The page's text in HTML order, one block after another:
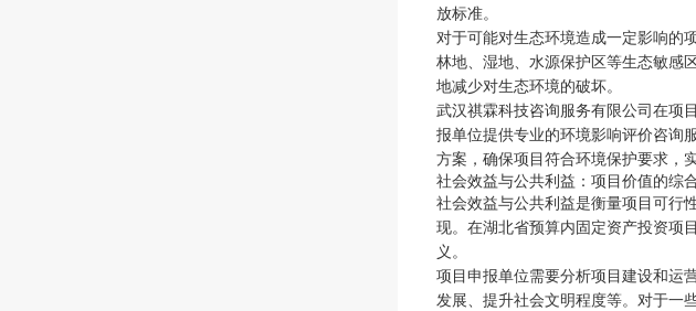
放标准。
对于可能对生态环境造成一定影响的
林地、湿地、水源保护区等生态敏感
地减少对生态环境的破坏。
武汉祺霖科技咨询服务有限公司在项
报单位提供专业的环境影响评价咨询
方案，确保项目符合环境保护要求，
社会效益与公共利益：项目价值的综
社会效益与公共利益是衡量项目可行
现。在湖北省预算内固定资产投资项
义。
项目申报单位需要分析项目建设和运
发展、提升社会文明程度等。对于一